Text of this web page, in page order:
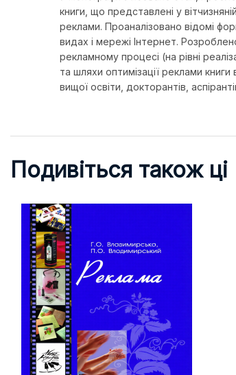
книги, що представлені у
реклами. Проаналізовано відомі
видах і мережі Інтернет.
рекламному процесі (на рівні
та шляхи оптимізації реклами
вищої освіти, докторантів,
Подивіться також ці